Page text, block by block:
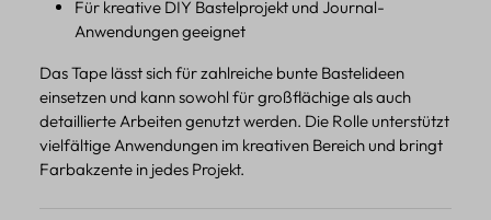
Für kreative DIY Bastelprojekt und Journal-
Anwendungen geeignet
Das Tape lässt sich für zahlreiche bunte Bastelideen
einsetzen und kann sowohl für großflächige als auch
detaillierte Arbeiten genutzt werden. Die Rolle unterstützt
vielfältige Anwendungen im kreativen Bereich und bringt
Farbakzente in jedes Projekt.